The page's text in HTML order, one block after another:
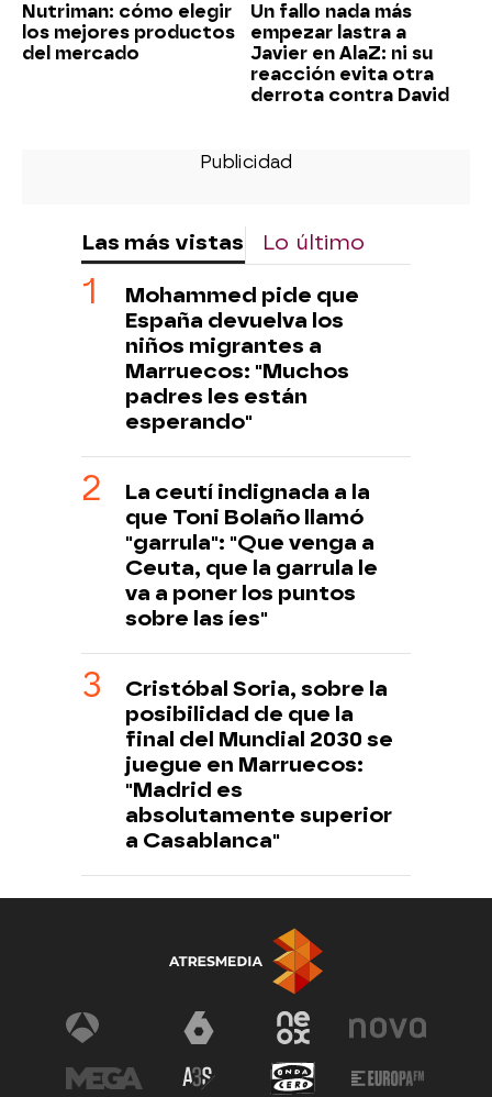
Nutriman: cómo elegir
los mejores productos
del mercado
Un fallo nada más
empezar lastra a
Javier en AlaZ: ni su
reacción evita otra
derrota contra David
Las más vistas Lo último
Mohammed pide que
España devuelva los
niños migrantes a
Marruecos: "Muchos
padres les están
esperando"
La ceutí indignada a la
que Toni Bolaño llamó
"garrula": "Que venga a
Ceuta, que la garrula le
va a poner los puntos
sobre las íes"
Cristóbal Soria, sobre la
posibilidad de que la
final del Mundial 2030 se
juegue en Marruecos:
"Madrid es
absolutamente superior
a Casablanca"